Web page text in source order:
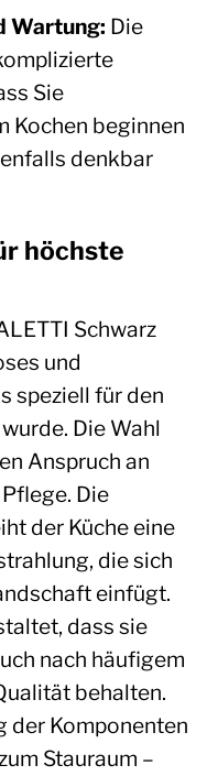
Wartung: Die
Sie
Kochen beginnen
denkbar
höchste
Schwarz
und
speziell für den
Die Wahl
Anspruch an
Die
der Küche eine
die sich
einfügt.
dass sie
nach häufigem
behalten.
der Komponenten
Stauraum –